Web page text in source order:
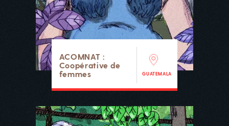
ACOMNAT :
Coopérative de
femmes
GUATEMALA